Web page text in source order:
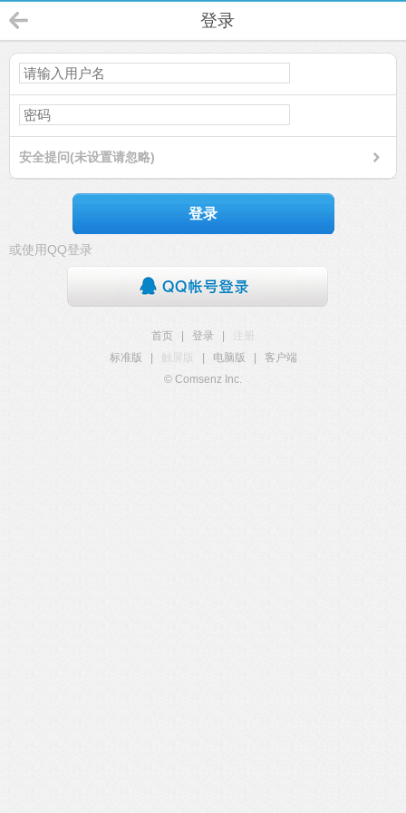
登录
安全提问(未设置请忽略)
登录
或使用QQ登录
首页 登录
注册
标准版
触屏版 电脑版
客户端
© Comsenz Inc.